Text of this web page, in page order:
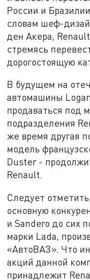
России и
словам шеф-
ден Акера,
стремясь
дорогостоящую
В будущем на
автомашины
продаваться под
подразделения
же время другая
модель
Duster -
Renault.
Следует
основную
и Sandero до сих
марки Lada,
«АвтоВАЗ». Что
акций данной
принадлежит